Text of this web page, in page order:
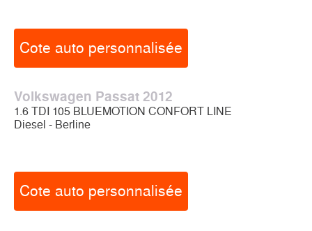
Cote auto personnalisée
Volkswagen Passat 2012
1.6 TDI 105 BLUEMOTION CONFORT LINE
Diesel - Berline
Cote auto personnalisée